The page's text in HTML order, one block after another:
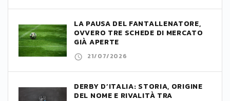
LA PAUSA DEL FANTALLENATORE,
OVVERO TRE SCHEDE DI MERCATO
GIÀ APERTE
21/07/2026
DERBY D’ITALIA: STORIA, ORIGINE
DEL NOME E RIVALITÀ TRA